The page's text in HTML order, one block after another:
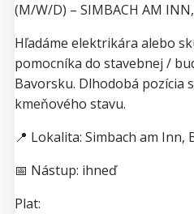
(M/W/D) – SIMBACH AM
Hľadáme elektrikára alebo
pomocníka do stavebnej /
Bavorsku. Dlhodobá pozícia
kmeňového stavu.
📍 Lokalita: Simbach am Inn,
📅 Nástup: ihneď
Plat: